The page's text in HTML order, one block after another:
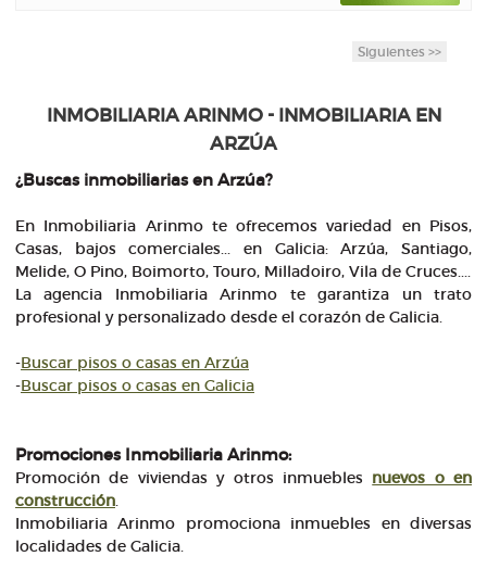
Siguientes >>
INMOBILIARIA ARINMO - INMOBILIARIA EN
ARZÚA
¿Buscas inmobiliarias en Arzúa?
En Inmobiliaria Arinmo te ofrecemos variedad en Pisos,
Casas, bajos comerciales... en Galicia: Arzúa, Santiago,
Melide, O Pino, Boimorto, Touro, Milladoiro, Vila de Cruces....
La agencia Inmobiliaria Arinmo te garantiza un trato
profesional y personalizado desde el corazón de Galicia.
-Buscar pisos o casas en Arzúa
-Buscar pisos o casas en Galicia
Promociones Inmobiliaria Arinmo:
Promoción de viviendas y otros inmuebles nuevos o en
construcción.
Inmobiliaria Arinmo promociona inmuebles en diversas
localidades de Galicia.